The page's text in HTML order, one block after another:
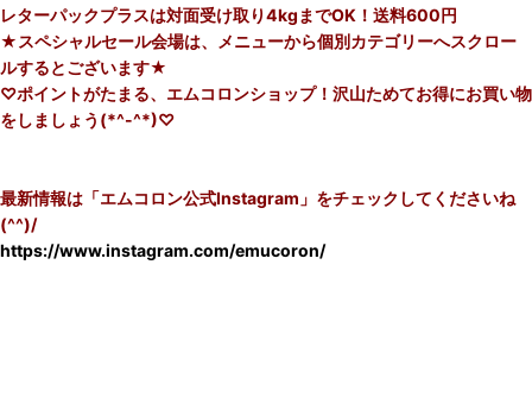
レターパックプラスは対面受け取り4kgまでOK！送料600円
★スペシャルセール会場は、メニューから個別カテゴリーへスクロー
ルするとございます★
♡ポイントがたまる、エムコロンショップ！沢山ためてお得にお買い物
をしましょう(*^-^*)♡
最新情報は「エムコロン公式Instagram」をチェックしてくださいね
(^^)/
https://www.instagram.com/emucoron/